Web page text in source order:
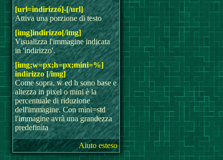
[url=indirizzo]-[/url]
Attiva una porzione di testo
[img]indirizzo[/img]
Visualizza l'immagine indicata
in 'indirizzo'.
[img;w=px;h=px;mini=%]
indirizzo [/img]
Come sopra, w ed h sono base e
altezza in pixel o mini è la
percentuale di riduzione
dell'immagine. Con mini=std
l'immagine avrà una grandezza
predefinita
Aiuto esteso